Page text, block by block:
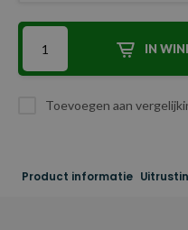
IN
Toevoegen aan
Product informatie